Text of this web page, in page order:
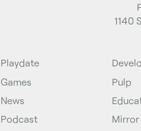
1140
Playdate
Games
News
Podcast
Pulp
Mirror